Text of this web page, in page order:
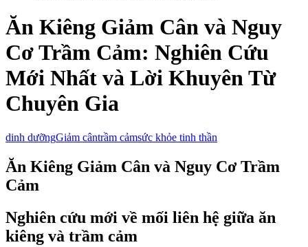
Ăn Kiêng Giảm Cân và Nguy
Cơ Trầm Cảm: Nghiên Cứu
Mới Nhất và Lời Khuyên Từ
Chuyên Gia
dinh dưỡngGiảm cântrầm cảmsức khỏe tinh thần
Ăn Kiêng Giảm Cân và Nguy Cơ Trầm
Cảm
Nghiên cứu mới về mối liên hệ giữa ăn
kiêng và trầm cảm